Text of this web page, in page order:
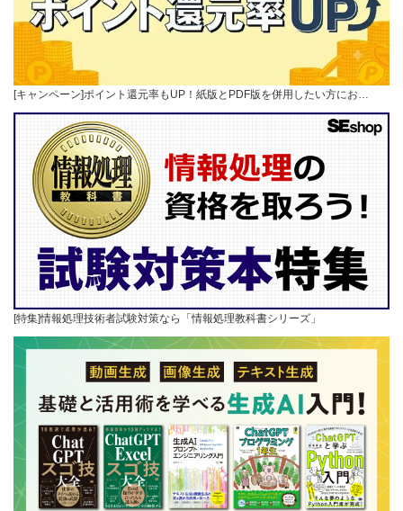
[キャンペーン]ポイント還元率もUP！紙版とPDF版を併用したい方にお…
[特集]情報処理技術者試験対策なら「情報処理教科書シリーズ」